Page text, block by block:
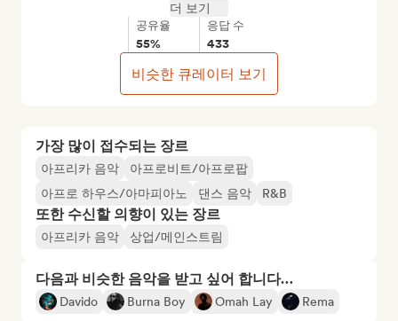
가장 많이 접수되는 장르
아프리카 음악
아프로비트/아프로팝
아프로 하우스/아마피아노
댄스 음악 R&B
또한 수신할 의향이 있는 장르
아프리카 음악 상업/메인스트림
다음과 비슷한 음악을 받고 싶어 합니다…
Davido Burna Boy Omah Lay Rema
더 보기
공유율
55%
응답 수
433
비슷한 큐레이터 보기